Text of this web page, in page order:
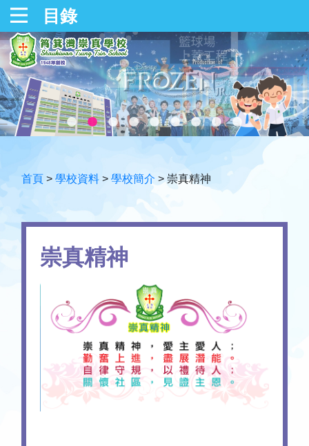
目錄
首頁 > 學校資料 > 學校簡介 > 崇真精神
崇真精神